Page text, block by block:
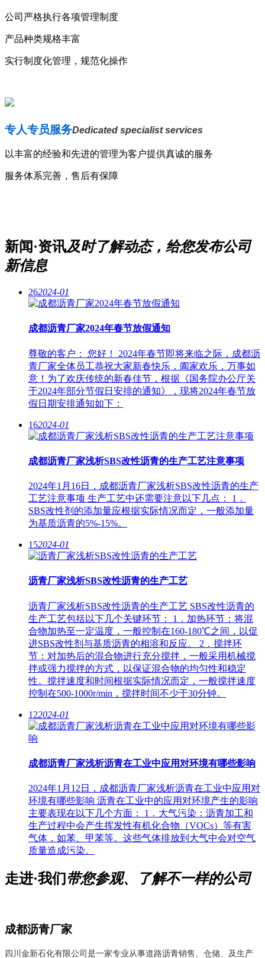
公司严格执行各项管理制度
产品种类规格丰富
实行制度化管理，规范化操作
专人专员服务Dedicated specialist services
以丰富的经验和先进的管理为客户提供真诚的服务
服务体系完善，售后有保障
新闻·资讯及时了解动态，给您发布公司
新信息
262024-01
成都沥青厂家2024年春节放假通知
尊敬的客户： 您好！ 2024年春节即将来临之际，成都沥
青厂家全体员工恭祝大家新春快乐，阖家欢乐，万事如
意！为了欢庆传统的新春佳节，根据《国务院办公厅关
于2024年部分节假日安排的通知》，现将2024年春节放
假日期安排通知如下：
162024-01
成都沥青厂家浅析SBS改性沥青的生产工艺注意事项
2024年1月16日，成都沥青厂家浅析SBS改性沥青的生产
工艺注意事项 生产工艺中还需要注意以下几点： 1．
SBS改性剂的添加量应根据实际情况而定，一般添加量
为基质沥青的5%-15%。
152024-01
沥青厂家浅析SBS改性沥青的生产工艺
沥青厂家浅析SBS改性沥青的生产工艺 SBS改性沥青的
生产工艺包括以下几个关键环节： 1．加热环节：将混
合物加热至一定温度，一般控制在160-180℃之间，以促
进SBS改性剂与基质沥青的相溶和反应。 2．搅拌环
节：对加热后的混合物进行充分搅拌，一般采用机械搅
拌或强力搅拌的方式，以保证混合物的均匀性和稳定
性。搅拌速度和时间根据实际情况而定，一般搅拌速度
控制在500-1000r/min，搅拌时间不少于30分钟。
122024-01
成都沥青厂家浅析沥青在工业中应用对环境有哪些影响
2024年1月12日，成都沥青厂家浅析沥青在工业中应用对
环境有哪些影响 沥青在工业中的应用对环境产生的影响
主要表现在以下几个方面： 1．大气污染：沥青加工和
生产过程中会产生挥发性有机化合物（VOCs）等有害
气体，如苯、甲苯等。这些气体排放到大气中会对空气
质量造成污染。
走进·我们 带您参观、了解不一样的公司
成都沥青厂家
四川金新石化有限公司是一家专业从事道路沥青销售、仓储、及生产